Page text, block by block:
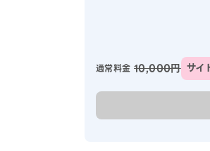
通常料金 10,000円 サイ